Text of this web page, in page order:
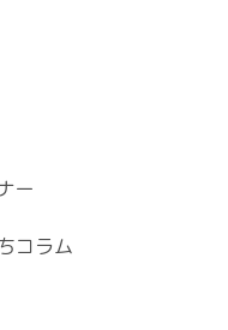
ー
コラム